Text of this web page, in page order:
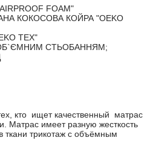
FOAM"
КОКОСОВА КОЙРА "OEKO
TEX"
СТЬОБАННЯМ;
кто ищет качественный матрас
Матрас имеет разную жесткость
ткани трикотаж с объёмным